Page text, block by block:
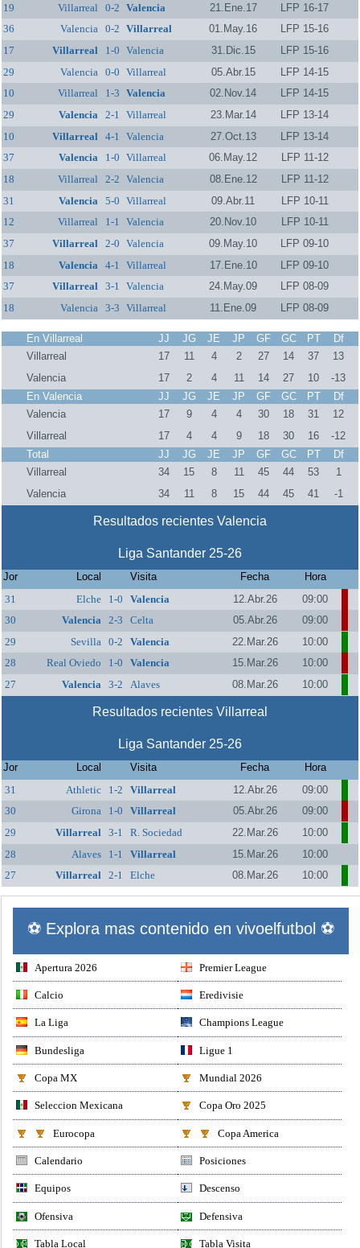
19
Villarreal 0-2 Valencia 21.Ene.17
LFP 16-17
36
Valencia 0-2 Villarreal 01.May.16
LFP 15-16
17
Villarreal 1-0 Valencia 31.Dic.15
LFP 15-16
29
Valencia 0-0 Villarreal 05.Abr.15
LFP 14-15
10
Villarreal 1-3 Valencia 02.Nov.14
LFP 14-15
29
Valencia 2-1 Villarreal 23.Mar.14
LFP 13-14
10
Villarreal 4-1 Valencia 27.Oct.13
LFP 13-14
37
Valencia 1-0 Villarreal 06.May.12
LFP 11-12
18
Villarreal 2-2 Valencia 08.Ene.12
LFP 11-12
31
Valencia 5-0 Villarreal 09.Abr.11
LFP 10-11
12
Villarreal 1-1 Valencia 20.Nov.10
LFP 10-11
37
Villarreal 2-0 Valencia 09.May.10
LFP 09-10
18
Valencia 4-1 Villarreal 17.Ene.10
LFP 09-10
37
Villarreal 3-1 Valencia 24.May.09
LFP 08-09
18
Valencia 3-3 Villarreal 11.Ene.09 LFP 08-09
En Villarreal JJ JG JE JP GF GC PT
Df
Villarreal
17 11 4 2 27 14 37
13
Valencia
17 2 4 11 14 27 10
-13
En Valencia
JJ JG JE JP GF GC PT
Df
Valencia
17 9 4 4 30 18 31
12
Villarreal
17 4 4 9 18 30 16
-12
Total
JJ JG JE JP GF GC PT
Df
Villarreal
34 15 8 11 45 44 53
1
Valencia
34 11 8 15 44 45 41 -1
Resultados recientes Valencia
Liga Santander 25-26
Jor Local Visita Fecha
Hora
31
Elche 1-0 Valencia 12.Abr.26
09:00
30
Valencia 2-3 Celta 05.Abr.26
09:00
29
Sevilla 0-2 Valencia 22.Mar.26
10:00
28
Real Oviedo 1-0 Valencia 15.Mar.26
10:00
27
Valencia 3-2 Alaves 08.Mar.26 10:00
Resultados recientes Villarreal
Liga Santander 25-26
Jor Local Visita Fecha
Hora
31
Athletic 1-2 Villarreal 12.Abr.26
09:00
30
Girona 1-0 Villarreal 05.Abr.26
09:00
29
Villarreal 3-1 R. Sociedad 22.Mar.26
10:00
28
Alaves 1-1 Villarreal 15.Mar.26
10:00
27
Villarreal 2-1 Elche 08.Mar.26 10:00
⚽ Explora mas contenido en vivoelfutbol ⚽
Apertura 2026 Premier League
Calcio Eredivisie
La Liga Champions League
Bundesliga Ligue 1
Copa MX Mundial 2026
Seleccion Mexicana Copa Oro 2025
Eurocopa Copa America
Calendario Posiciones
Equipos Descenso
Ofensiva Defensiva
Tabla Local Tabla Visita